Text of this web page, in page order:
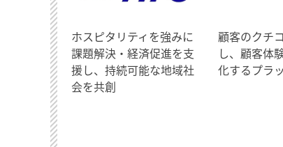
ホスピタリティを強みに
課題解決・経済促進を支
援し、持続可能な地域社
会を共創
顧客のクチ
し、顧客体
化するプラ